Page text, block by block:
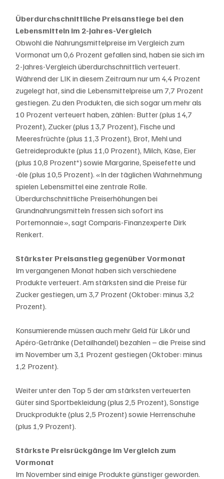
Überdurchschnittliche Preisanstiege bei den
Lebensmitteln im 2-Jahres-Vergleich
Obwohl die Nahrungsmittelpreise im Vergleich zum
Vormonat um 0,6 Prozent gefallen sind, haben sie sich im
2-Jahres-Vergleich überdurchschnittlich verteuert.
Während der LIK in diesem Zeitraum nur um 4,4 Prozent
zugelegt hat, sind die Lebensmittelpreise um 7,7 Prozent
gestiegen. Zu den Produkten, die sich sogar um mehr als
10 Prozent verteuert haben, zählen: Butter (plus 14,7
Prozent), Zucker (plus 13,7 Prozent), Fische und
Meeresfrüchte (plus 11,3 Prozent), Brot, Mehl und
Getreideprodukte (plus 11,0 Prozent), Milch, Käse, Eier
(plus 10,8 Prozent*) sowie Margarine, Speisefette und
-öle (plus 10,5 Prozent). «In der täglichen Wahrnehmung
spielen Lebensmittel eine zentrale Rolle.
Überdurchschnittliche Preiserhöhungen bei
Grundnahrungsmitteln fressen sich sofort ins
Portemonnaie», sagt Comparis-Finanzexperte Dirk
Renkert.
Stärkster Preisanstieg gegenüber Vormonat
Im vergangenen Monat haben sich verschiedene
Produkte verteuert. Am stärksten sind die Preise für
Zucker gestiegen, um 3,7 Prozent (Oktober: minus 3,2
Prozent).
Konsumierende müssen auch mehr Geld für Likör und
Apéro-Getränke (Detailhandel) bezahlen – die Preise sind
im November um 3,1 Prozent gestiegen (Oktober: minus
1,2 Prozent).
Weiter unter den Top 5 der am stärksten verteuerten
Güter sind Sportbekleidung (plus 2,5 Prozent), Sonstige
Druckprodukte (plus 2,5 Prozent) sowie Herrenschuhe
(plus 1,9 Prozent).
Stärkste Preisrückgänge im Vergleich zum
Vormonat
Im November sind einige Produkte günstiger geworden.